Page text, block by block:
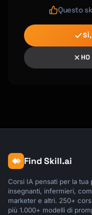
Questo
Find Skill.ai
Corsi IA pensati per la
insegnanti, infermieri,
marketer e altri. 250+
più 1.000+ modelli di